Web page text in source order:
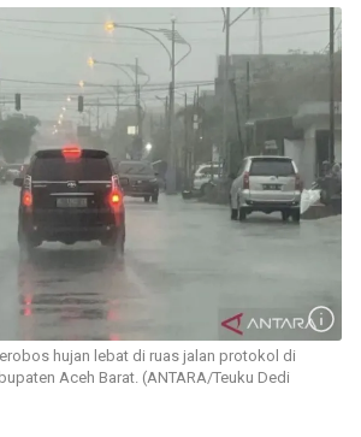
hujan lebat di ruas jalan protokol di
Aceh Barat. (ANTARA/Teuku Dedi